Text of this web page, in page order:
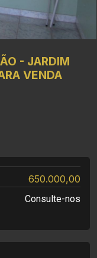
- JARDIM
VENDA
650.000,00
Consulte-nos